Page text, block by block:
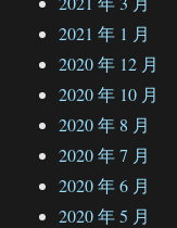
2021 年 1 月
2020 年 12 月
2020 年 10 月
2020 年 8 月
2020 年 7 月
2020 年 6 月
2020 年 5 月